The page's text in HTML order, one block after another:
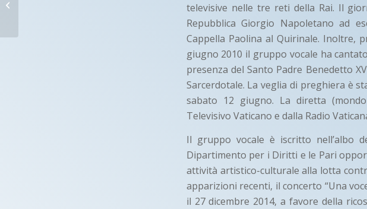
televisive nelle tre reti della Rai. Il
Repubblica Giorgio Napoletano ad
Cappella Paolina al Quirinale. Inoltre,
giugno 2010 il gruppo vocale ha
presenza del Santo Padre Benedetto
Sarcerdotale. La veglia di preghiera è
sabato 12 giugno. La diretta
Televisivo Vaticano e dalla Radio
Il gruppo vocale è iscritto nell’albo
Dipartimento per i Diritti e le Pari
attività artistico-culturale alla lotta
apparizioni recenti, il concerto “Una
il 27 dicembre 2014, a favore della